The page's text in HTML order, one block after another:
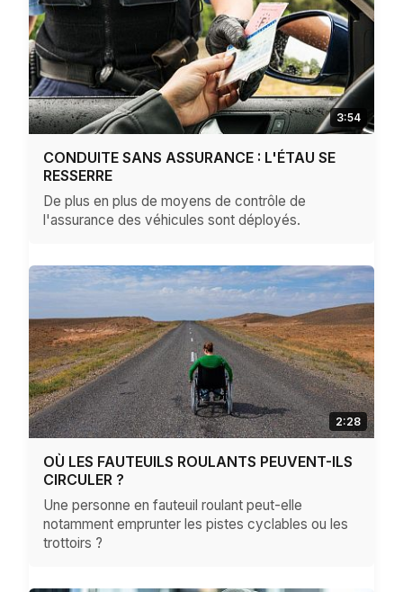
3:54
CONDUITE SANS ASSURANCE : L'ÉTAU SE
RESSERRE
De plus en plus de moyens de contrôle de
l'assurance des véhicules sont déployés.
2:28
OÙ LES FAUTEUILS ROULANTS PEUVENT-ILS
CIRCULER ?
Une personne en fauteuil roulant peut-elle
notamment emprunter les pistes cyclables ou les
trottoirs ?